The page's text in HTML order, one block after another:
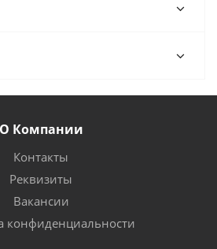
О Компании
Контакты
Реквизиты
Вакансии
конфиденциальности